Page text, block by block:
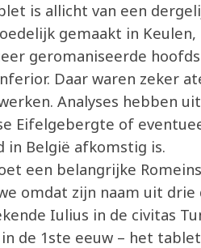
is allicht van een
gemaakt in
geromaniseerde
Daar waren zeker
Analyses hebben
Eifelgebergte of
in België afkomstig is.
een belangrijke
omdat zijn naam uit drie
Iulius in de civitas
de 1ste eeuw – het